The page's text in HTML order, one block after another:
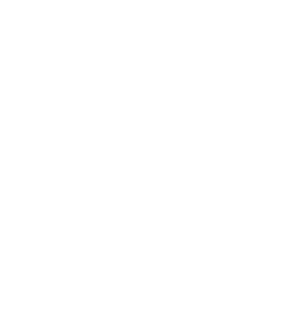
입해 주세요. - 카시트가 필요한 미취학 아동이 있으신 분들은 미리